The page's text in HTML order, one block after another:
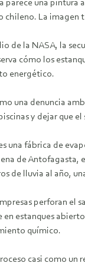
parece una
chileno. La
de la NASA, la
cómo los
energético.
una denuncia
y dejar que
una fábrica de
de
de lluvia al año,
perforan el
en estanques
químico.
casi como un